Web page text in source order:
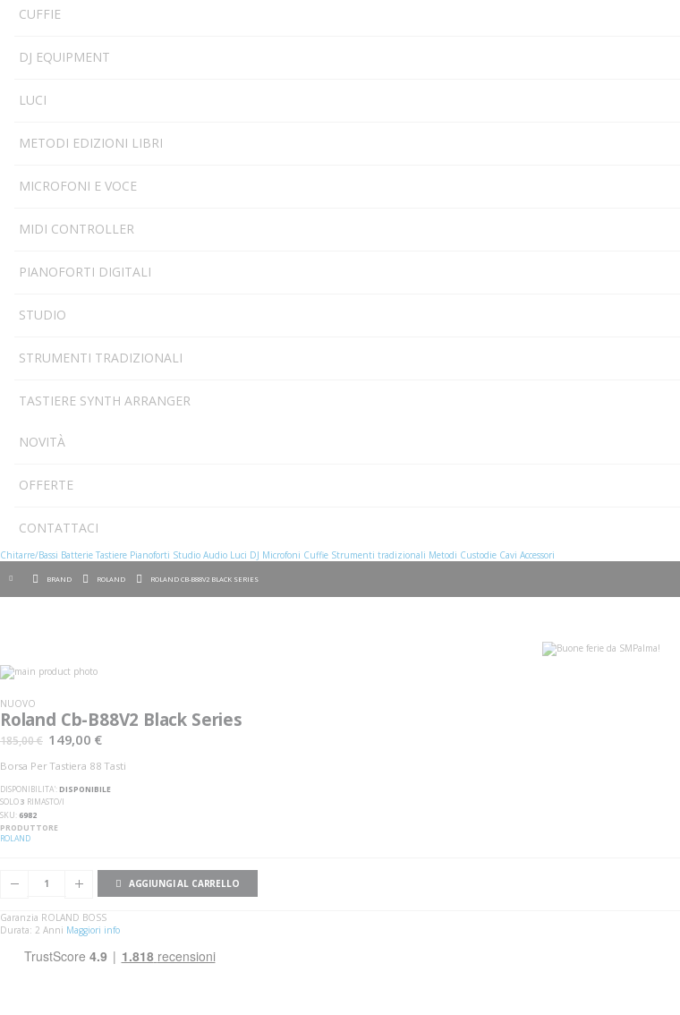
CUFFIE
DJ EQUIPMENT
LUCI
METODI EDIZIONI LIBRI
MICROFONI E VOCE
MIDI CONTROLLER
PIANOFORTI DIGITALI
STUDIO
STRUMENTI TRADIZIONALI
TASTIERE SYNTH ARRANGER
NOVITÀ
OFFERTE
CONTATTACI
Chitarre/Bassi Batterie Tastiere Pianoforti Studio Audio Luci DJ Microfoni Cuffie Strumenti tradizionali Metodi Custodie Cavi Accessori
BRAND ROLAND ROLAND CB-B88V2 BLACK SERIES
Vai
alla
della
galleria
immagini
all'inizio
della
galleria
di
immagini
NUOVO
Roland Cb-B88V2 Black Series
185,00 € 149,00 €
Borsa Per Tastiera 88 Tasti
DISPONIBILITA':DISPONIBILE
SOLO3 RIMASTO/I
SKU 6982
PRODUTTORE
ROLAND
AGGIUNGI AL CARRELLO
Garanzia ROLAND BOSS
Durata: 2 Anni Maggiori info